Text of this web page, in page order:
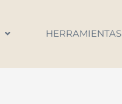
HERRAMIENTAS